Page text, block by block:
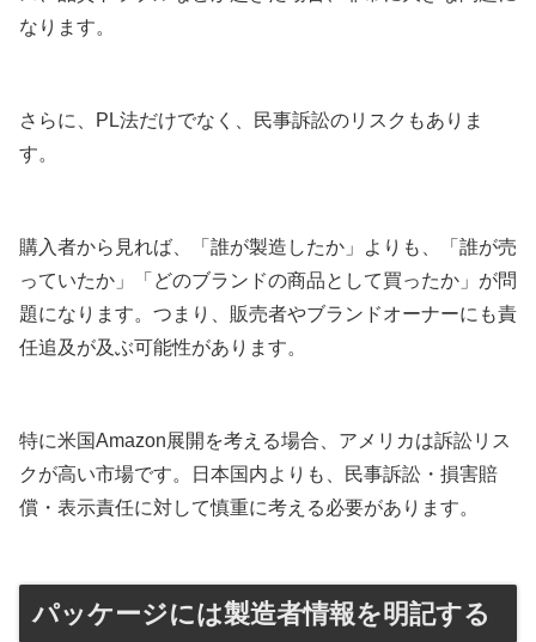
なります。
さらに、PL法だけでなく、民事訴訟のリスクもありま
す。
購入者から見れば、「誰が製造したか」よりも、「誰が売
っていたか」「どのブランドの商品として買ったか」が問
題になります。つまり、販売者やブランドオーナーにも責
任追及が及ぶ可能性があります。
特に米国Amazon展開を考える場合、アメリカは訴訟リス
クが高い市場です。日本国内よりも、民事訴訟・損害賠
償・表示責任に対して慎重に考える必要があります。
パッケージには製造者情報を明記する